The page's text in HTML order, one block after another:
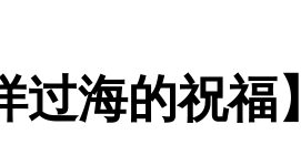
过海的祝